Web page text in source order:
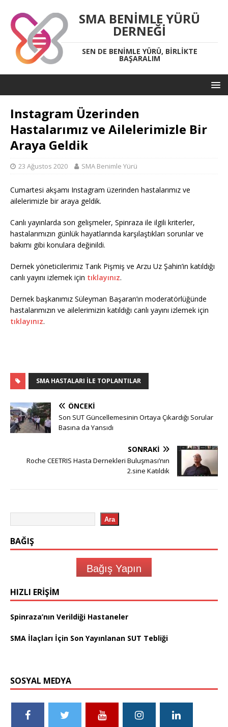
SMA BENIMLE YÜRÜ
DERNEĞI
SEN DE BENIMLE YÜRÜ, BIRLIKTE
BAŞARALIM
Instagram Üzerinden
Hastalarımız ve Ailelerimizle Bir
Araya Geldik
23 Ağustos 2020 SMA Benimle Yürü
Cumartesi akşamı Instagram üzerinden hastalarımız ve
ailelerimizle bir araya geldik.
Canlı yayınlarda son gelişmeler, Spinraza ile ilgili kriterler,
hastalarımızın günlük hayatlarında karşılaştıkları sorunlar ve
bakımı gibi konulara değinildi.
Dernek yöneticilerimiz Tarık Pişmiş ve Arzu Uz Şahin’in katıldığı
canlı yayını izlemek için tıklayınız.
Dernek başkanımız Süleyman Başaran’ın moderatörlüğünde
hastalarımızın ve ailelerimizin katıldığı canlı yayını izlemek için
tıklayınız.
SMA HASTALARI ILE TOPLANTILAR
ÖNCEKI
Son SUT Güncellemesinin Ortaya Çıkardığı Sorular
Basına da Yansıdı
SONRAKI
Roche CEETRIS Hasta Dernekleri Buluşması’nın
2.sine Katıldık
Ara
BAĞIŞ
Bağış Yapın
HIZLI ERIŞIM
Spinraza’nın Verildiği Hastaneler
SMA İlaçları İçin Son Yayınlanan SUT Tebliği
SOSYAL MEDYA